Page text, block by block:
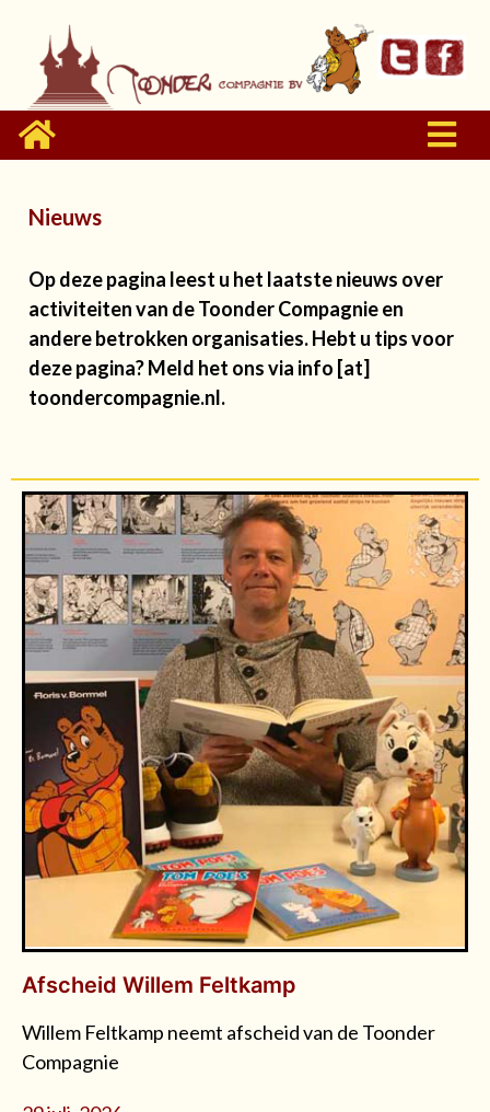
Nieuws
Op deze pagina leest u het laatste nieuws over
activiteiten van de Toonder Compagnie en
andere betrokken organisaties. Hebt u tips voor
deze pagina? Meld het ons via info [at]
toondercompagnie.nl.
Afscheid Willem Feltkamp
Willem Feltkamp neemt afscheid van de Toonder
Compagnie